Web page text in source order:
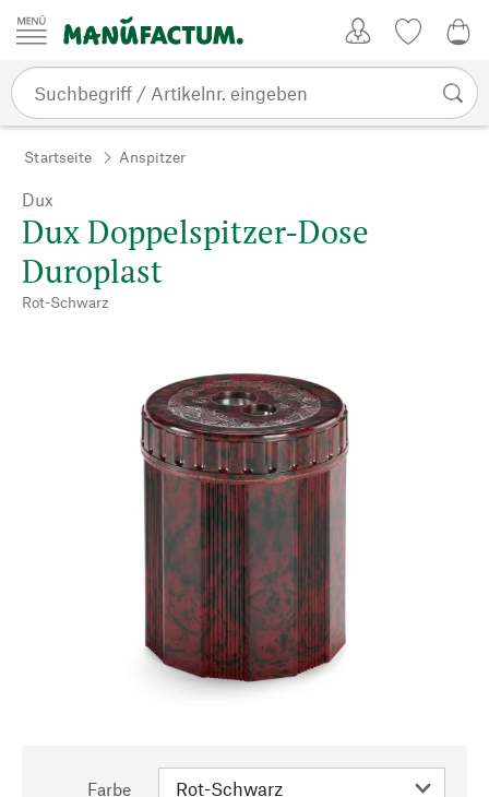
Zum Inhalt springen
Startseite Anspitzer
Dux
Dux Doppelspitzer-Dose
Duroplast
Rot-Schwarz
Farbe